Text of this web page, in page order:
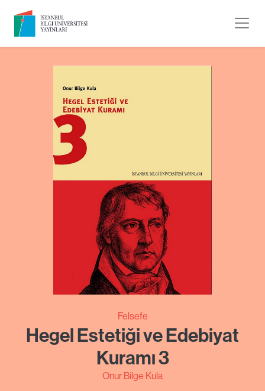
Felsefe
Hegel Estetiği ve Edebiyat
Kuramı 3
Onur Bilge Kula